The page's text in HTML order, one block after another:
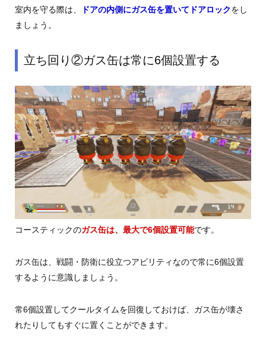
室内を守る際は、 ドアの内側にガス缶を置いてドアロックをし
ましょう。
立ち回り②ガス缶は常に6個設置する
コースティックのガス缶は、最大で6個設置可能です。
ガス缶は、戦闘・防衛に役立つアビリティなので常に6個設置
するように意識しましょう。
常6個設置してクールタイムを回復しておけば、ガス缶が壊さ
れたりしてもすぐに置くことができます。